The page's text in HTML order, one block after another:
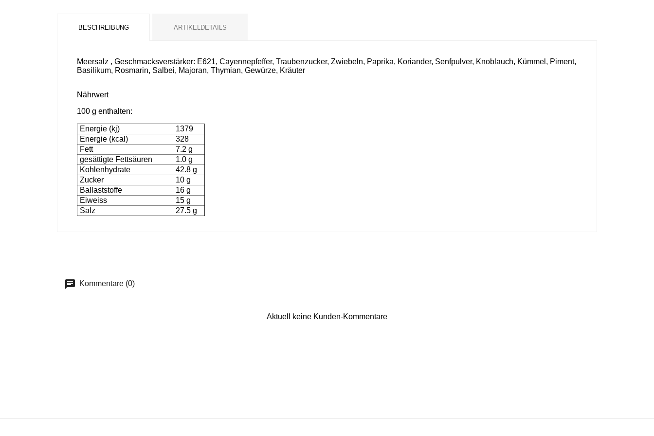
BESCHREIBUNG ARTIKELDETAILS
Meersalz , Geschmacksverstärker: E621, Cayennepfeffer, Traubenzucker, Zwiebeln, Paprika, Koriander, Senfpulver, Knoblauch, Kümmel, Piment,
Basilikum, Rosmarin, Salbei, Majoran, Thymian, Gewürze, Kräuter
Nährwert
100 g enthalten:
Energie (kj)
1379
Energie (kcal)
328
Fett
7.2 g
gesättigte Fettsäuren
1.0 g
Kohlenhydrate
42.8 g
Zucker
10 g
Ballaststoffe
16 g
Eiweiss
15 g
Salz
27.5 g
Kommentare (0)
Aktuell keine Kunden-Kommentare